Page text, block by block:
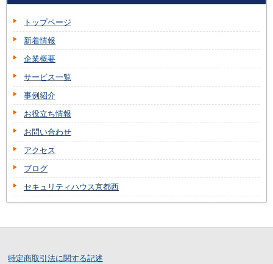
トップページ
新着情報
企業概要
サービス一覧
事例紹介
お役立ち情報
お問い合わせ
アクセス
ブログ
セキュリティハウス京都西
特定商取引法に関する記述